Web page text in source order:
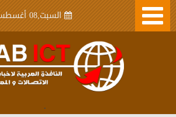
السبت,08 أغسطس 2026
.